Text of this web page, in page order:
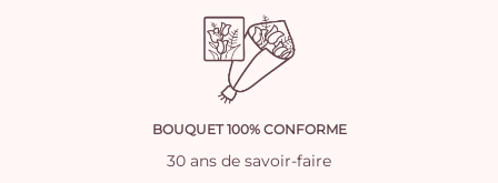
BOUQUET 100% CONFORME
30 ans de savoir-faire